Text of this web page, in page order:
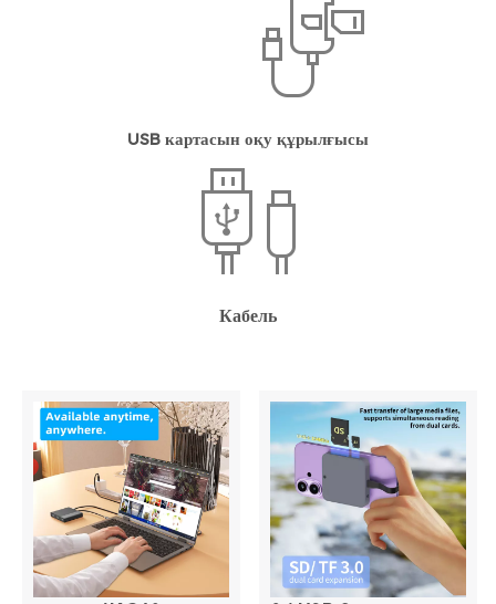
USB картасын оқу құрылғысы
Кабель